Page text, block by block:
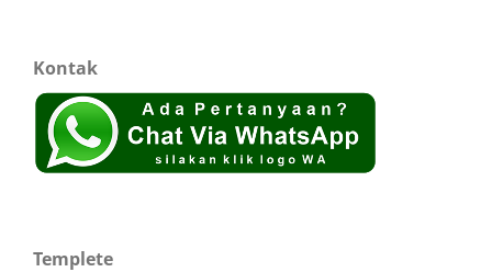
Kontak
Templete